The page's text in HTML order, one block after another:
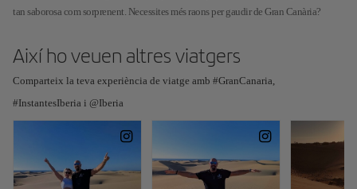
tan saborosa com sorprenent. Necessites més raons per gaudir de Gran Canària?
Així ho veuen altres viatgers
Comparteix la teva experiència de viatge amb #GranCanaria,
#InstantesIberia i @Iberia